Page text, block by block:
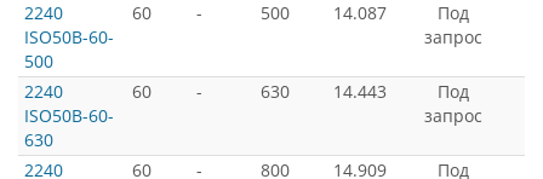
2240
ISO50B-60-
500
60 - 500 14.087
Под
запрос
2240
ISO50B-60-
630
60 - 630 14.443
Под
запрос
2240
60 - 800 14.909
Под